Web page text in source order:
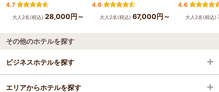
4.7
大人2名(税込) 28,000円～
4.6
大人2名(税込) 67,000円～
4.6
大人2名(税込)
その他のホテルを探す
ビジネスホテルを探す
兵庫県
エリアからホテルを探す